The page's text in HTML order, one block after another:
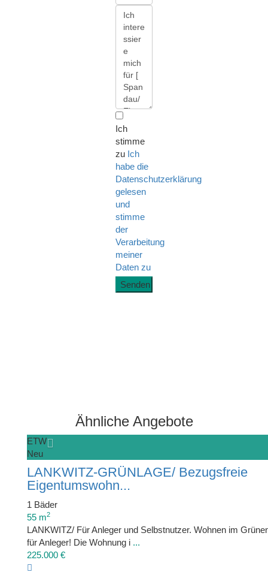
Ich
stimme
zu Ich
habe die
Datenschutzerklärung
gelesen
und
stimme
der
Verarbeitung
meiner
Daten zu
Ähnliche Angebote
ETW
Neu
LANKWITZ-GRÜNLAGE/ Bezugsfreie
Eigentumswohn...
1 Bäder
55 m2
LANKWITZ/ Für Anleger und Selbstnutzer. Wohnen im
für Anleger! Die Wohnung i ...
225.000 €